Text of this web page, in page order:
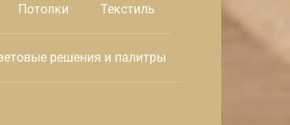
Потолки Текстиль
решения и палитры